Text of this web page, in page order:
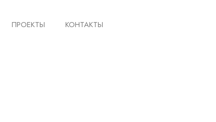
ПРОЕКТЫ КОНТАКТЫ